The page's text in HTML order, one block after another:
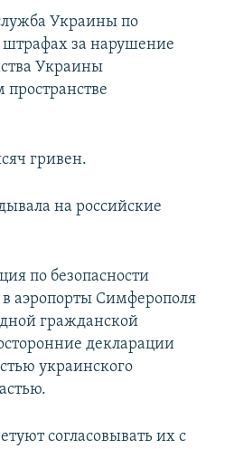
Украины по
штрафах за нарушение
Украины
гривен.
на российские
по безопасности
аэропорты Симферополя
гражданской
декларации
украинского
согласовывать их с